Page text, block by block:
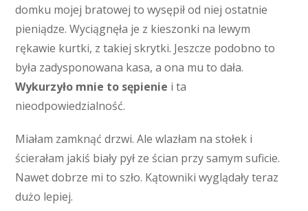
domku mojej bratowej to wysępił od niej ostatnie
pieniądze. Wyciągnęła je z kieszonki na lewym
rękawie kurtki, z takiej skrytki. Jeszcze podobno to
była zadysponowana kasa, a ona mu to dała.
Wykurzyło mnie to sępienie i ta
nieodpowiedzialność.
Miałam zamknąć drzwi. Ale wlazłam na stołek i
ścierałam jakiś biały pył ze ścian przy samym suficie.
Nawet dobrze mi to szło. Kątowniki wyglądały teraz
dużo lepiej.